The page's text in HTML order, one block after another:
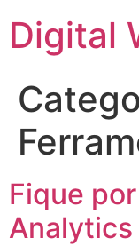
Digital
Fique
Analytics